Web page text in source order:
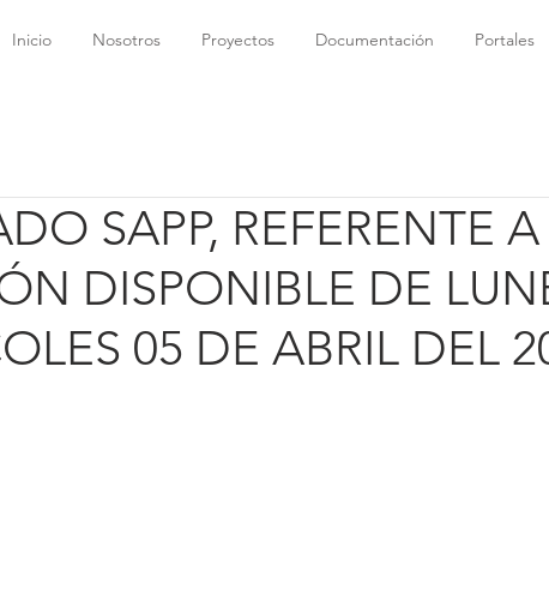
Inicio Nosotros Proyectos Documentación Portales
SAPP, REFERENTE
DISPONIBLE DE
05 DE ABRIL DEL